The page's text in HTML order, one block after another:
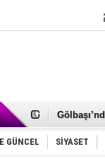
Cemal
Samet
FAİZ
GÜNCEL SİYASET